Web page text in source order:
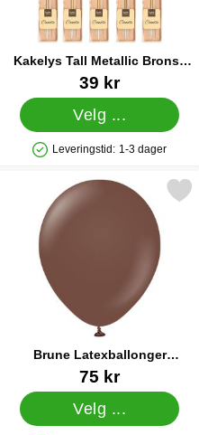
Kakelys Tall Metallic Bronse
Langt 1
Varenummer 25904
39 kr
Velg ...
Produkttilgjengelighet: På lager
Leveringstid: 1-3 dager
Brune Latexballonger
Chocolate Brown 25-pakning
Varenummer 38416
75 kr
Velg ...
Latexballonger